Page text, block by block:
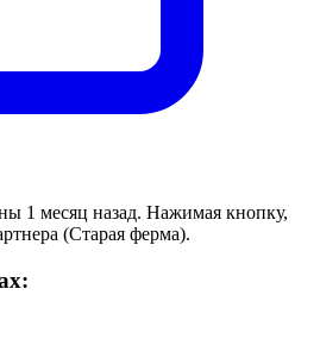
1 месяц назад. Нажимая кнопку,
(Старая ферма).